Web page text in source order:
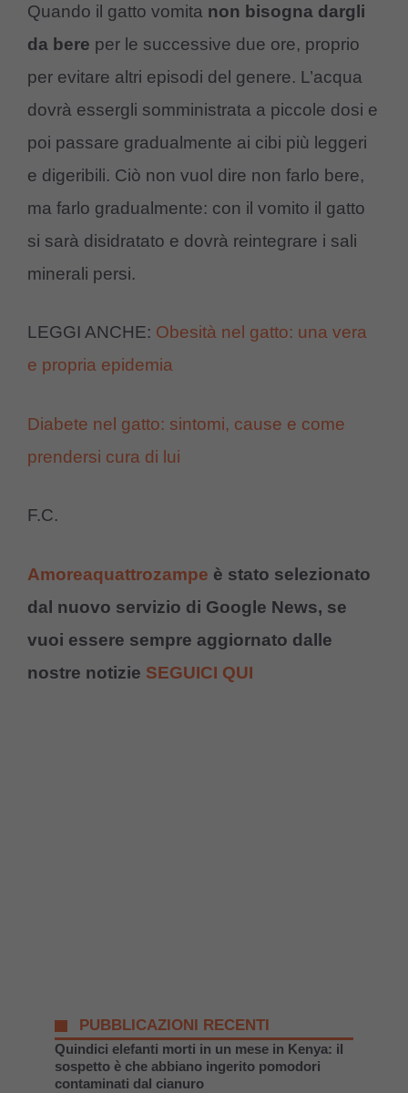
Quando il gatto vomita non bisogna dargli
da bere per le successive due ore, proprio
per evitare altri episodi del genere. L’acqua
dovrà essergli somministrata a piccole dosi e
poi passare gradualmente ai cibi più leggeri
e digeribili. Ciò non vuol dire non farlo bere,
ma farlo gradualmente: con il vomito il gatto
si sarà disidratato e dovrà reintegrare i sali
minerali persi.
LEGGI ANCHE: Obesità nel gatto: una vera
e propria epidemia
Diabete nel gatto: sintomi, cause e come
prendersi cura di lui
F.C.
Amoreaquattrozampe è stato selezionato
dal nuovo servizio di Google News, se
vuoi essere sempre aggiornato dalle
nostre notizie SEGUICI QUI
PUBBLICAZIONI RECENTI
Quindici elefanti morti in un mese in Kenya: il
sospetto è che abbiano ingerito pomodori
contaminati dal cianuro